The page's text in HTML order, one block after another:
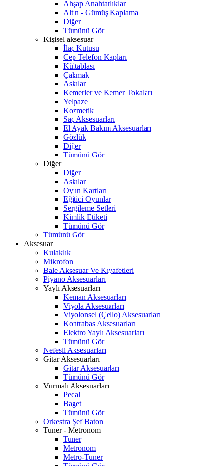
Ahşap Anahtarlıklar
Altın - Gümüş Kaplama
Diğer
Tümünü Gör
Kişisel aksesuar
İlaç Kutusu
Cep Telefon Kapları
Kültablası
Çakmak
Askılar
Kemerler ve Kemer Tokaları
Yelpaze
Kozmetik
Saç Aksesuarları
El Ayak Bakım Aksesuarları
Gözlük
Diğer
Tümünü Gör
Diğer
Diğer
Askılar
Oyun Kartları
Eğitici Oyunlar
Sergileme Setleri
Kimlik Etiketi
Tümünü Gör
Tümünü Gör
Aksesuar
Kulaklık
Mikrofon
Bale Aksesuar Ve Kıyafetleri
Piyano Aksesuarları
Yaylı Aksesuarları
Keman Aksesuarları
Viyola Aksesuarları
Viyolonsel (Çello) Aksesuarları
Kontrabas Aksesuarları
Elektro Yaylı Aksesuarları
Tümünü Gör
Nefesli Aksesuarları
Gitar Aksesuarları
Gitar Aksesuarları
Tümünü Gör
Vurmalı Aksesuarları
Pedal
Baget
Tümünü Gör
Orkestra Şef Baton
Tuner - Metronom
Tuner
Metronom
Metro-Tuner